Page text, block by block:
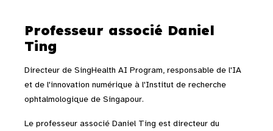
Professeur associé Daniel
Ting
Directeur de SingHealth AI Program, responsable de l'IA
et de l'innovation numérique à l'Institut de recherche
ophtalmologique de Singapour.
Le professeur associé Daniel Ting est directeur du